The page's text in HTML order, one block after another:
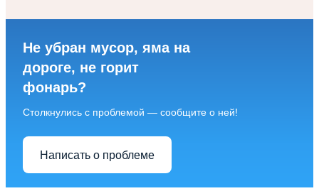
Не убран мусор, яма на
дороге, не горит
фонарь?
Столкнулись с проблемой — сообщите о ней!
Написать о проблеме